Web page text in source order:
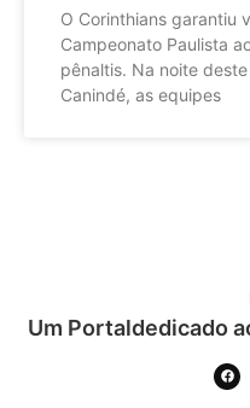
O Corinthians garantiu
Campeonato Paulista
pênaltis. Na noite
Canindé, as equipes
Um Portaldedicado